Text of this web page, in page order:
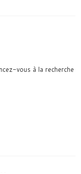
vous à la recherche